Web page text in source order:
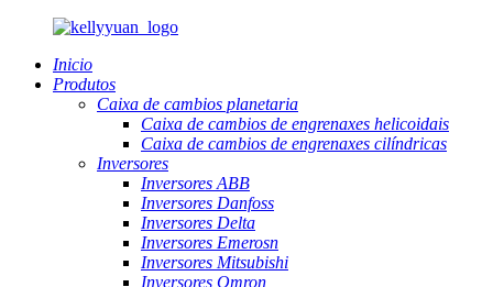
Inicio
Produtos
Caixa de cambios planetaria
Caixa de cambios de engrenaxes helicoidais
Caixa de cambios de engrenaxes cilíndricas
Inversores
Inversores ABB
Inversores Danfoss
Inversores Delta
Inversores Emerosn
Inversores Mitsubishi
Inversores Omron